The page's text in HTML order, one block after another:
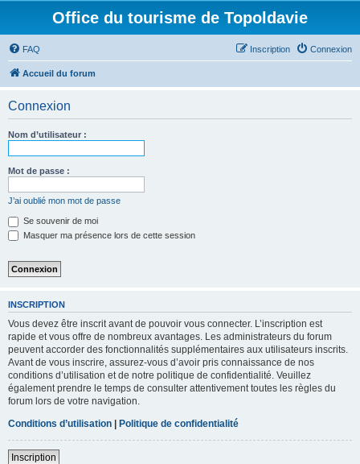
Office du tourisme de Topoldavie
FAQ Connexion
Inscription
Accueil du forum
Connexion
Nom d’utilisateur :
Mot de passe :
J’ai oublié mon mot de passe
Se souvenir de moi
Masquer ma présence lors de cette session
INSCRIPTION
Vous devez être inscrit avant de pouvoir vous connecter. L’inscription est
rapide et vous offre de nombreux avantages. Les administrateurs du forum
peuvent accorder des fonctionnalités supplémentaires aux utilisateurs inscrits.
Avant de vous inscrire, assurez-vous d’avoir pris connaissance de nos
conditions d’utilisation et de notre politique de confidentialité. Veuillez
également prendre le temps de consulter attentivement toutes les règles du
forum lors de votre navigation.
Conditions d’utilisation | Politique de confidentialité
Inscription